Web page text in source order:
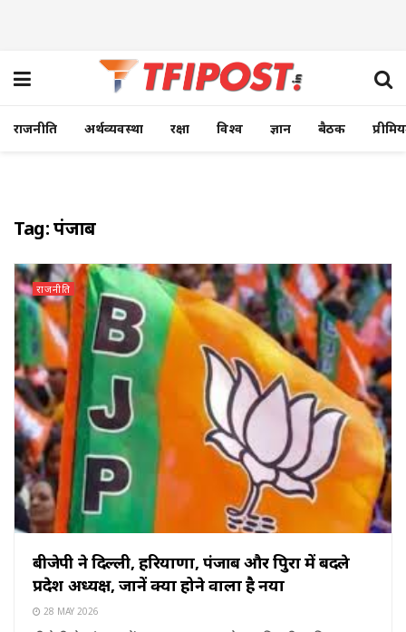
राजनीति अर्थव्यवस्था रक्षा विश्व ज्ञान बैठक
Tag:पंजाब
राजनीति
बीजेपी ने दिल्ली, हरियाणा, पंजाब और त्रिपुरा में बदले
प्रदेश अध्यक्ष, जानें क्या होने वाला है नया
28 MAY 2026